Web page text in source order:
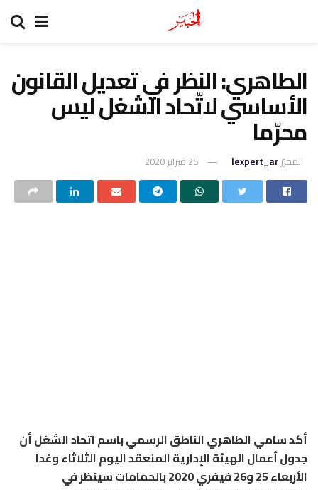
الطاهري: النظر في تعديل القانون
الأساسي لاتّحاد الشغل ليس
محرّما
المحرّر lexpert_ar 25 فبراير 2020
أكد سامي الطاهري الناطق الرسمي باسم اتحاد الشغل أن
جدول أعمال الهيئة الإدارية المنعقد اليوم الثلاثاء وغدا
الأربعاء 25 و26 فيفري 2020 بالحمامات سينظر في